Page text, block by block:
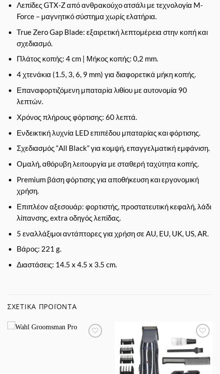
Λεπίδες GTX-Z από ανθρακούχο ατσάλι με τεχνολογία M-
Force – μαγνητικό σύστημα χωρίς ελατήρια.
True Zero Gap Blade: εξαιρετική λεπτομέρεια στην κοπή και
σχεδιασμό.
Πλάτος κοπής: 4 cm | Μήκος κοπής: 0,2 mm.
4 χτενάκια (1.5, 3, 6, 9 mm) για διαφορετικά μήκη κοπής.
Επαναφορτιζόμενη μπαταρία λιθίου με αυτονομία 90
λεπτών.
Χρόνος πλήρους φόρτισης: 60 λεπτά.
Ενδεικτική λυχνία LED επιπέδου μπαταρίας και φόρτισης.
Σχεδιασμός “All Black” για κομψή, επαγγελματική εμφάνιση.
Ομαλή, αθόρυβη λειτουργία με σταθερή ταχύτητα κοπής.
Premium βάση φόρτισης για αποθήκευση και εργονομική
χρήση.
Επιπλέον αξεσουάρ: φορτιστής, προστατευτική κεφαλή, λάδι
λίπανσης, extra οδηγός λεπίδας.
5 εναλλάξιμοι αντάπτορες για χρήση σε AU, EU, UK, US, AR.
Βάρος: 221 g.
Διαστάσεις: 14.5 x 4.5 x 3.5 cm.
ΣΧΕΤΙΚΆ ΠΡΟΪΌΝΤΑ
Προσθήκη
στα
Αγαπημένα